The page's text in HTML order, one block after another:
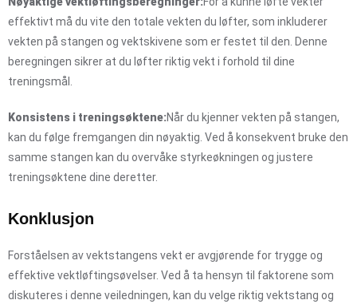
effektivt må du vite den totale vekten du løfter, som inkluderer
vekten på stangen og vektskivene som er festet til den. Denne
beregningen sikrer at du løfter riktig vekt i forhold til dine
treningsmål.
Konsistens i treningsøktene:Når du kjenner vekten på stangen,
kan du følge fremgangen din nøyaktig. Ved å konsekvent bruke den
samme stangen kan du overvåke styrkeøkningen og justere
treningsøktene dine deretter.
Konklusjon
Forståelsen av vektstangens vekt er avgjørende for trygge og
effektive vektløftingsøvelser. Ved å ta hensyn til faktorene som
diskuteres i denne veiledningen, kan du velge riktig vektstang og